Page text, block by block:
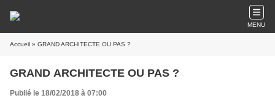
MENU
Accueil » GRAND ARCHITECTE OU PAS ?
GRAND ARCHITECTE OU PAS ?
Publié le 18/02/2018 à 07:00